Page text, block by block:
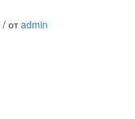
/ отadmin